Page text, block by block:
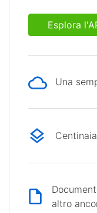
Esplora
Una
altro